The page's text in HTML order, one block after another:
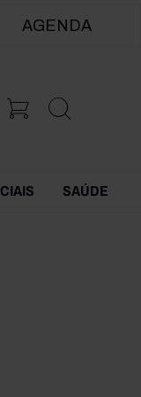
AGENDA
SAÚDE